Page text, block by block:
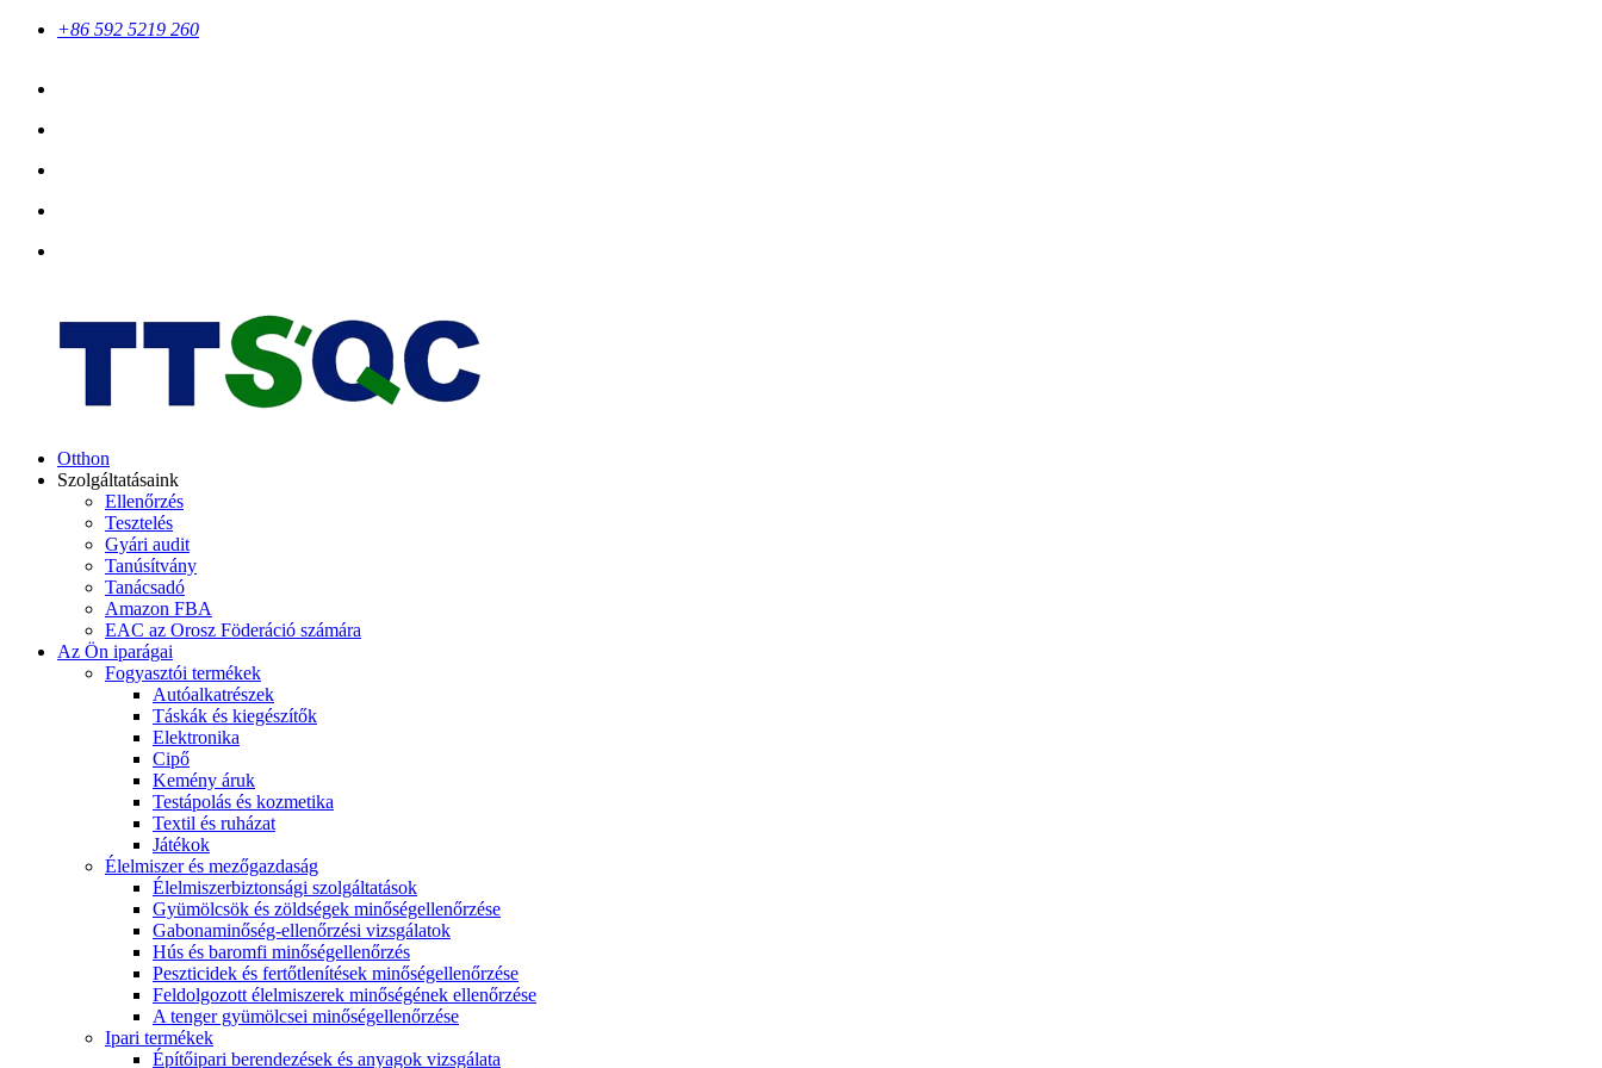
+86 592 5219 260
Otthon
Szolgáltatásaink
Ellenőrzés
Tesztelés
Gyári audit
Tanúsítvány
Tanácsadó
Amazon FBA
EAC az Orosz Föderáció számára
Az Ön iparágai
Fogyasztói termékek
Autóalkatrészek
Táskák és kiegészítők
Elektronika
Cipő
Kemény áruk
Testápolás és kozmetika
Textil és ruházat
Játékok
Élelmiszer és mezőgazdaság
Élelmiszerbiztonsági szolgáltatások
Gyümölcsök és zöldségek minőségellenőrzése
Gabonaminőség-ellenőrzési vizsgálatok
Hús és baromfi minőségellenőrzés
Peszticidek és fertőtlenítések minőségellenőrzése
Feldolgozott élelmiszerek minőségének ellenőrzése
A tenger gyümölcsei minőségellenőrzése
Ipari termékek
Építőipari berendezések és anyagok vizsgálata